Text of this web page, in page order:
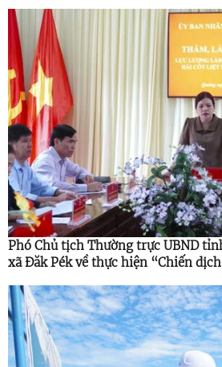
Phó Chủ tịch Thường trực UBND
xã Đăk Pék về thực hiện “Chiến